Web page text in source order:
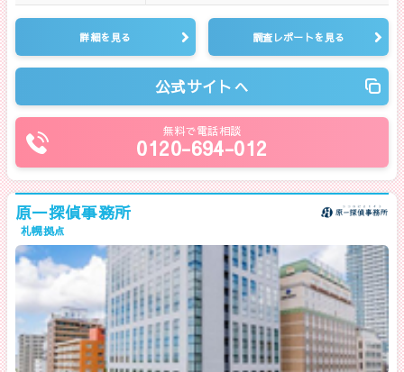
詳細を見る 調査レポートを見る
公式サイトへ
無料で電話相談
0120-694-012
原一探偵事務所
札幌拠点